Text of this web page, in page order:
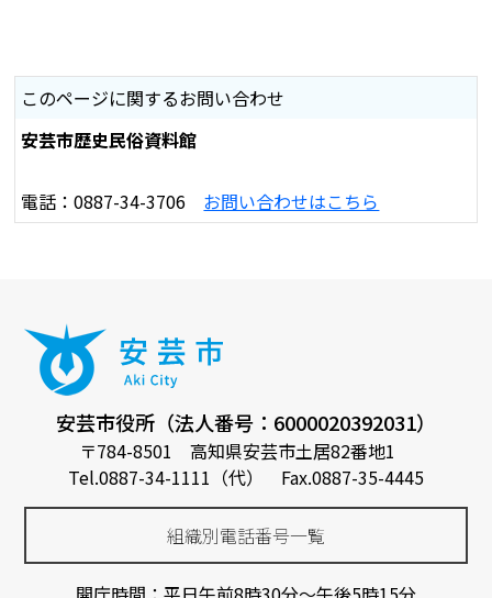
このページに関するお問い合わせ
安芸市歴史民俗資料館
電話：0887-34-3706 お問い合わせはこちら
安芸市役所（法人番号：6000020392031）
〒784-8501 高知県安芸市土居82番地1
Tel.0887-34-1111（代） Fax.0887-35-4445
組織別電話番号一覧